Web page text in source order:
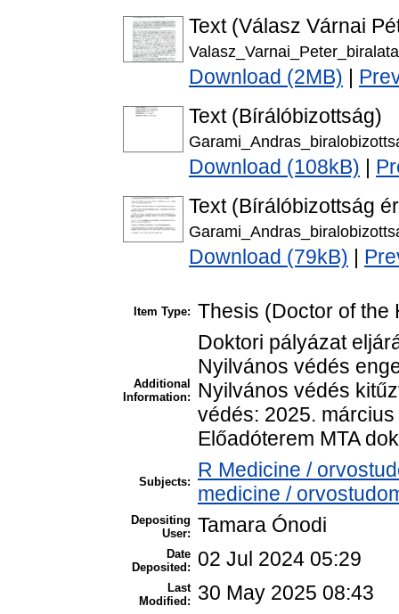
Text (Válasz Várnai
Download (2MB)
Text (Bírálóbizottság)
Download (108kB)
Text (Bírálóbizottság
Download (79kB)
Item Type: Thesis (Doctor of the
Additional
Information:
Doktori pályázat
Nyilvános védés
Nyilvános védés
védés: 2025.
Előadóterem MTA
Subjects:
R Medicine /
medicine /
Depositing
User: Tamara Ónodi
Date
Deposited:
02 Jul 2024 05:29
Last
Modified:
30 May 2025 08:43